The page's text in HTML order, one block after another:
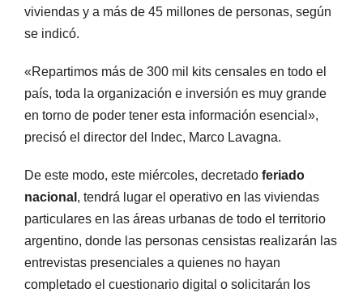
viviendas y a más de 45 millones de personas, según
se indicó.
«Repartimos más de 300 mil kits censales en todo el
país, toda la organización e inversión es muy grande
en torno de poder tener esta información esencial»,
precisó el director del Indec, Marco Lavagna.
De este modo, este miércoles, decretado feriado
nacional , tendrá lugar el operativo en las viviendas
particulares en las áreas urbanas de todo el territorio
argentino, donde las personas censistas realizarán las
entrevistas presenciales a quienes no hayan
completado el cuestionario digital o solicitarán los